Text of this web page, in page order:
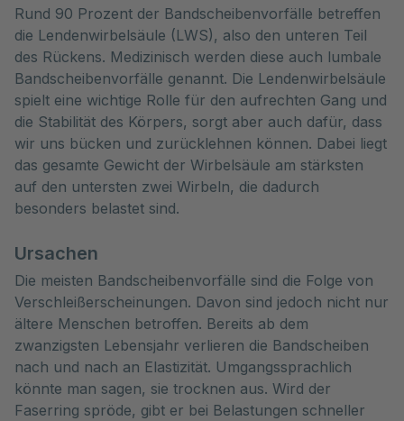
Rund 90 Prozent der Bandscheibenvorfälle betreffen
die Lendenwirbelsäule (LWS), also den unteren Teil
des Rückens. Medizinisch werden diese auch lumbale
Bandscheibenvorfälle genannt. Die Lendenwirbelsäule
spielt eine wichtige Rolle für den aufrechten Gang und
die Stabilität des Körpers, sorgt aber auch dafür, dass
wir uns bücken und zurücklehnen können. Dabei liegt
das gesamte Gewicht der Wirbelsäule am stärksten
auf den untersten zwei Wirbeln, die dadurch
besonders belastet sind.
Ursachen
Die meisten Bandscheibenvorfälle sind die Folge von
Verschleißerscheinungen. Davon sind jedoch nicht nur
ältere Menschen betroffen. Bereits ab dem
zwanzigsten Lebensjahr verlieren die Bandscheiben
nach und nach an Elastizität. Umgangssprachlich
könnte man sagen, sie trocknen aus. Wird der
Faserring spröde, gibt er bei Belastungen schneller